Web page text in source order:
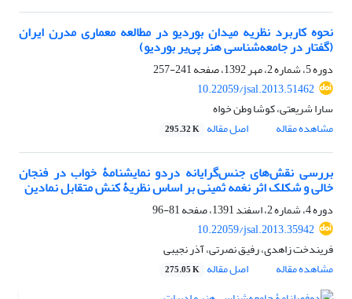
نحوه کاربرد نظریه میدان بوردیو در مطالعه معماری مدرن ایران
(گفتار در جامعه‌شناسی هنر پی‌یر بوردیو)
دوره 5، شماره 2، مهر 1392، صفحه
241-257
10.22059/jsal.2013.51462
سارا شریعتی، کوشا وطن خواه
مشاهده مقاله
اصل مقاله 295.32 K
بررسی نقش‌های جنس‌گرایانه دردو نمایشنامۀ خواب در فنجان
خالی و شکلک اثر نغمه ثمینی بر اساس نظریۀ کنش متقابل نمادین
دوره 4، شماره 2، اسفند 1391، صفحه
81-96
10.22059/jsal.2013.35942
فریندخت زاهدی، رفیق نصرتی، آذر نجیبی
مشاهده مقاله
اصل مقاله 275.05 K